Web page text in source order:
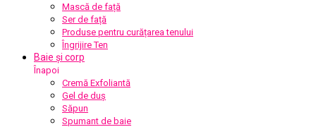
Mască de față
Ser de față
Produse pentru curățarea tenului
Îngrijire Ten
Baie și corp
Înapoi
Cremă Exfoliantă
Gel de duș
Săpun
Spumant de baie